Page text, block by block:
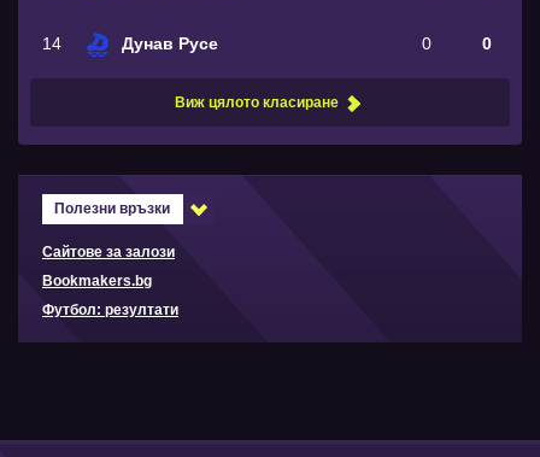
14 Дунав Русе 0 0
Виж цялото класиране
Полезни връзки
Сайтове за залози
Bookmakers.bg
Футбол: резултати